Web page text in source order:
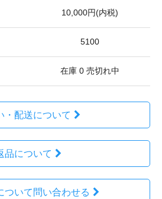
10,000円(内税)
5100
在庫 0 売切れ中
・配送について
品について
ついて問い合わせる